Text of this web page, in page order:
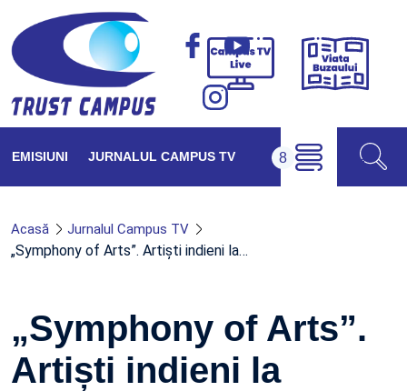
Campus
Viața
EMISIUNI JURNALUL CAMPUS TV
Acasă Jurnalul Campus TV
„Symphony of Arts”. Artiști indieni la…
„Symphony of Arts”.
Artiști indieni la